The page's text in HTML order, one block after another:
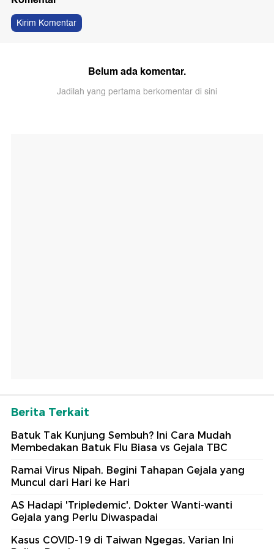
Kirim Komentar
Belum ada komentar.
Jadilah yang pertama berkomentar di sini
Berita Terkait
Batuk Tak Kunjung Sembuh? Ini Cara Mudah
Membedakan Batuk Flu Biasa vs Gejala TBC
Ramai Virus Nipah, Begini Tahapan Gejala yang
Muncul dari Hari ke Hari
AS Hadapi 'Tripledemic', Dokter Wanti-wanti
Gejala yang Perlu Diwaspadai
Kasus COVID-19 di Taiwan Ngegas, Varian Ini